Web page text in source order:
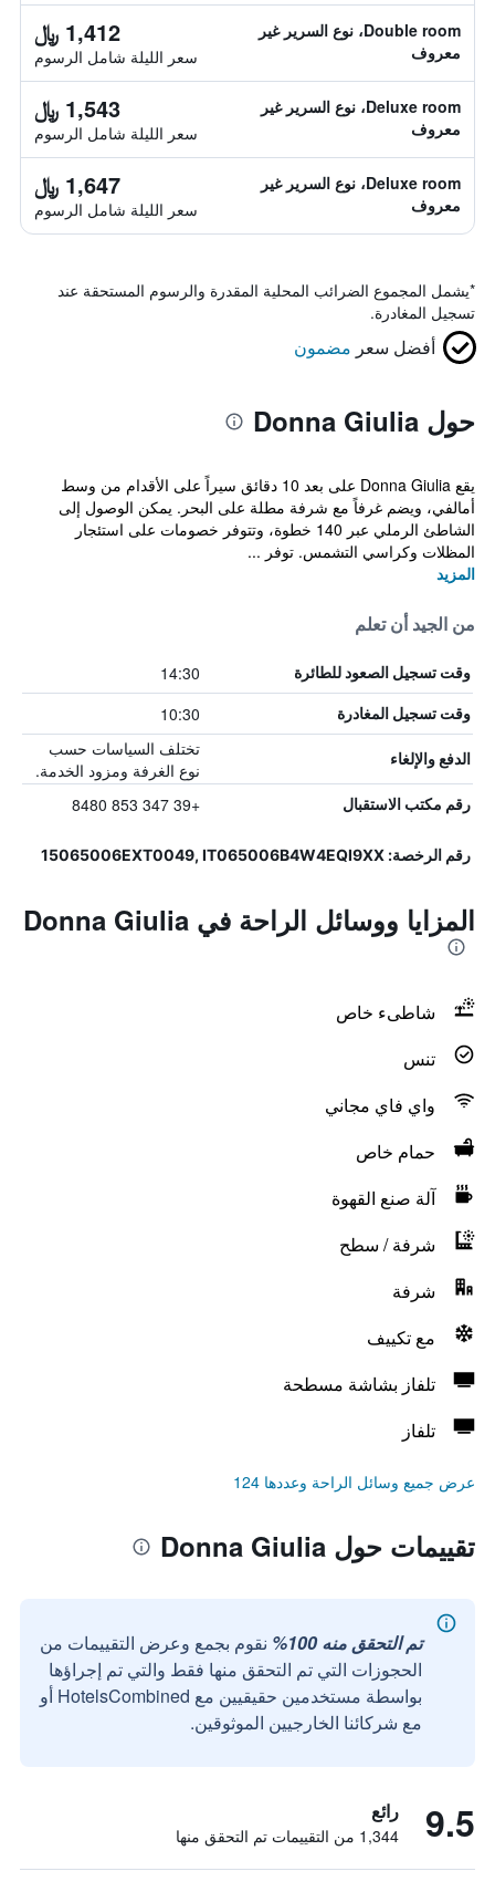
Double room، نوع السرير غير
معروف
1,412 ﷼
سعر الليلة شامل الرسوم
Deluxe room، نوع السرير غير
معروف
1,543 ﷼
سعر الليلة شامل الرسوم
Deluxe room، نوع السرير غير
معروف
1,647 ﷼
سعر الليلة شامل الرسوم
*يشمل المجموع الضرائب المحلية المقدرة والرسوم المستحقة عند
تسجيل المغادرة.
أفضل سعر مضمون
حول Donna Giulia
يقع Donna Giulia على بعد 10 دقائق سيراً على الأقدام من وسط
أمالفي، ويضم غرفاً مع شرفة مطلة على البحر. يمكن الوصول إلى
الشاطئ الرملي عبر 140 خطوة، وتتوفر خصومات على استئجار
المظلات وكراسي التشمس. توفر ...
المزيد
من الجيد أن تعلم
وقت تسجيل الصعود للطائرة 14:30
وقت تسجيل المغادرة 10:30
الدفع والإلغاء
تختلف السياسات حسب
نوع الغرفة ومزود الخدمة.
رقم مكتب الاستقبال +39 347 853 8480
رقم الرخصة: 15065006EXT0049, IT065006B4W4EQI9XX
المزايا ووسائل الراحة في Donna Giulia
شاطىء خاص
تنس
واي فاي مجاني
حمام خاص
آلة صنع القهوة
شرفة / سطح
شرفة
مع تكييف
تلفاز بشاشة مسطحة
تلفاز
عرض جميع وسائل الراحة وعددها 124
تقييمات حول Donna Giulia
تم التحقق منه 100%
نقوم بجمع وعرض التقييمات من
الحجوزات التي تم التحقق منها فقط والتي تم إجراؤها
بواسطة مستخدمين حقيقيين مع HotelsCombined أو
مع شركائنا الخارجيين الموثوقين.
9.5 رائع
1,344 من التقييمات تم التحقق منها